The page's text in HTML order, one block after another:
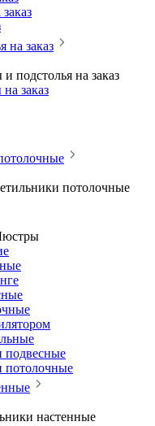
на заказ
подстолья на заказ
заказ
потолочные
подвесные
потолочные
настенные